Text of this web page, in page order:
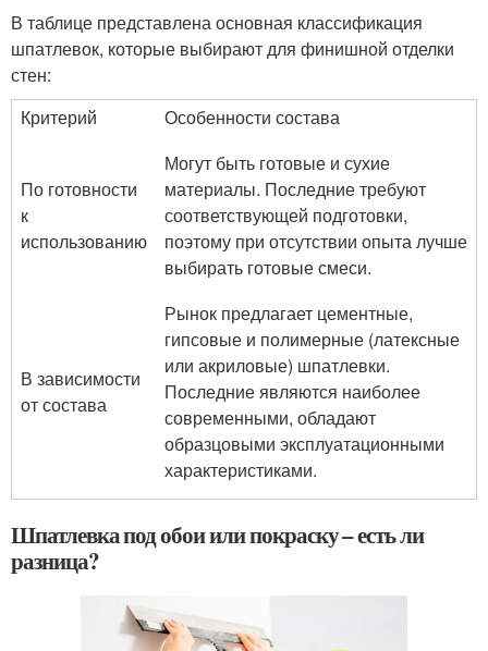
В таблице представлена основная классификация
шпатлевок, которые выбирают для финишной отделки
стен:
Критерий
Особенности состава
По готовности
к
использованию
Могут быть готовые и сухие
материалы. Последние требуют
соответствующей подготовки,
поэтому при отсутствии опыта лучше
выбирать готовые смеси.
В зависимости
от состава
Рынок предлагает цементные,
гипсовые и полимерные (латексные
или акриловые) шпатлевки.
Последние являются наиболее
современными, обладают
образцовыми эксплуатационными
характеристиками.
Шпатлевка под обои или покраску – есть ли
разница?